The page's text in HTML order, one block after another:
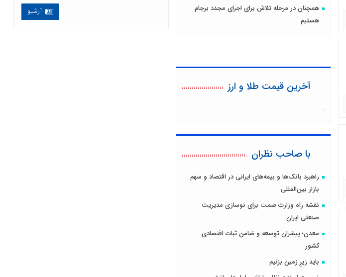
همچنان در مرحله تلاش برای اجرای مجدد برجام
هستیم
آخرین قیمت طلا و ارز
با صاحب نظران
راهبرد بانک‌ها و بیمه‌های ایرانی در اقتصاد و سهم
بازار بین‌المللی
نقشه راه وزارت صمت برای نوسازی مدیریت
صنعتی ایران
معدن؛ پیشران توسعه و ضامن ثبات اقتصادی
کشور
باید زیرِ زمین بزنیم
آرشیو